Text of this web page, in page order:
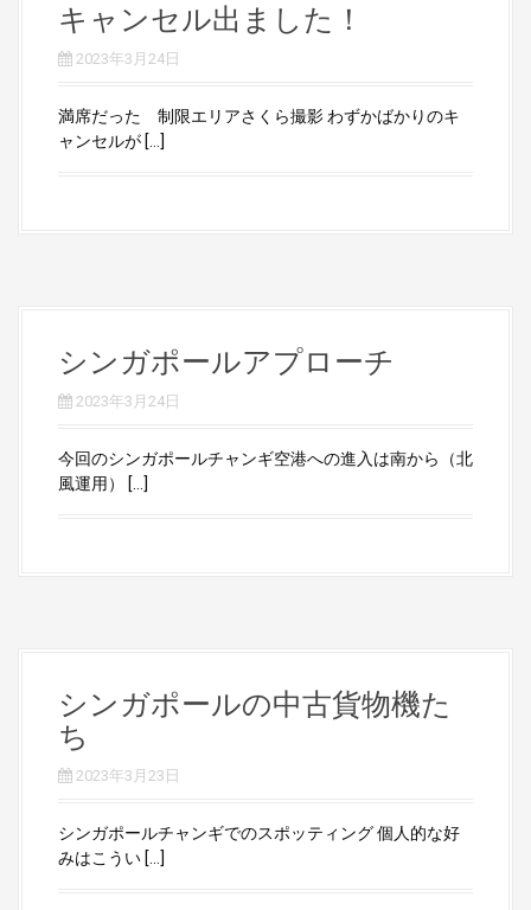
キャンセル出ました！
2023年3月24日
満席だった 制限エリアさくら撮影 わずかばかりのキ
ャンセルが […]
シンガポールアプローチ
2023年3月24日
今回のシンガポールチャンギ空港への進入は南から（北
風運用） […]
シンガポールの中古貨物機た
ち
2023年3月23日
シンガポールチャンギでのスポッティング 個人的な好
みはこうい […]